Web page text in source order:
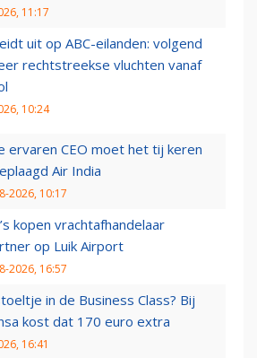
11:17
uit op ABC-eilanden: volgend
rechtstreekse vluchten vanaf
10:24
ervaren CEO moet het tij keren
Air India
2026, 10:17
kopen vrachtafhandelaar
op Luik Airport
2026, 16:57
in de Business Class? Bij
kost dat 170 euro extra
16:41